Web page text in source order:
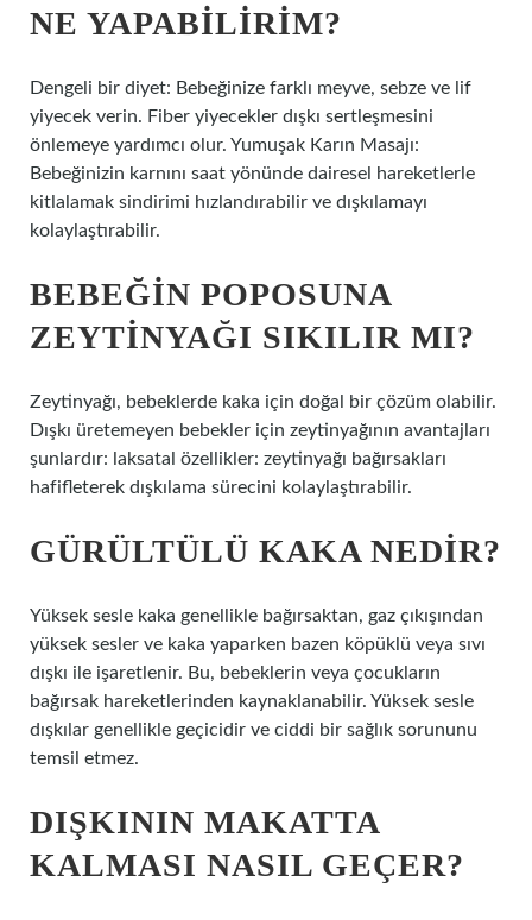
NE YAPABILIRIM?
Dengeli bir diyet: Bebeğinize farklı meyve, sebze ve lif
yiyecek verin. Fiber yiyecekler dışkı sertleşmesini
önlemeye yardımcı olur. Yumuşak Karın Masajı:
Bebeğinizin karnını saat yönünde dairesel hareketlerle
kitlalamak sindirimi hızlandırabilir ve dışkılamayı
kolaylaştırabilir.
BEBEĞIN POPOSUNA
ZEYTINYAĞI SIKILIR MI?
Zeytinyağı, bebeklerde kaka için doğal bir çözüm olabilir.
Dışkı üretemeyen bebekler için zeytinyağının avantajları
şunlardır: laksatal özellikler: zeytinyağı bağırsakları
hafifleterek dışkılama sürecini kolaylaştırabilir.
GÜRÜLTÜLÜ KAKA NEDIR?
Yüksek sesle kaka genellikle bağırsaktan, gaz çıkışından
yüksek sesler ve kaka yaparken bazen köpüklü veya sıvı
dışkı ile işaretlenir. Bu, bebeklerin veya çocukların
bağırsak hareketlerinden kaynaklanabilir. Yüksek sesle
dışkılar genellikle geçicidir ve ciddi bir sağlık sorununu
temsil etmez.
DIŞKININ MAKATTA
KALMASI NASIL GEÇER?